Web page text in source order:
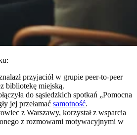
przyjaciół w grupie peer-to-peer
bibliotekę miejską.
do sąsiedzkich spotkań „Pomocna
jej przełamać samotność.
z Warszawy, korzystał z wsparcia
z rozmowami motywacyjnymi w